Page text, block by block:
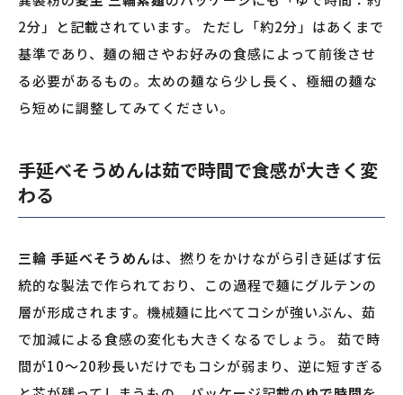
2分」と記載されています。 ただし「約2分」はあくまで
基準であり、麺の細さやお好みの食感によって前後させ
る必要があるもの。太めの麺なら少し長く、極細の麺な
ら短めに調整してみてください。
手延べそうめんは茹で時間で食感が大きく変
わる
三輪 手延べそうめんは、撚りをかけながら引き延ばす伝
統的な製法で作られており、この過程で麺にグルテンの
層が形成されます。機械麺に比べてコシが強いぶん、茹
で加減による食感の変化も大きくなるでしょう。 茹で時
間が10〜20秒長いだけでもコシが弱まり、逆に短すぎる